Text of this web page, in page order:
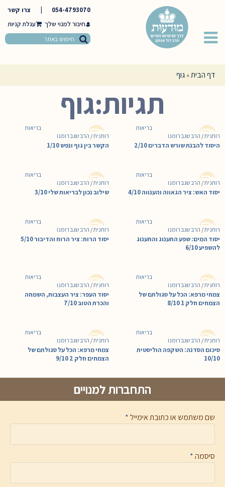
054-4793070
צרו קשר
חיבור למנוי שלך
דף הבית» גוף
תגיות:גוף
בריאות
רוחנית/ הרב שגב רומנו
הקשר בין גוף ונפש 1/10
בריאות
רוחנית/ הרב שגב רומנו
היסוד להבנת שורש הדברים 2/10
בריאות
רוחנית/ הרב שגב רומנו
שילוב נכון לבריאות שלי 3/10
בריאות
רוחנית/ הרב שגב רומנו
יסוד האש: ציר הגאווה והענווה 4/10
בריאות
רוחנית/ הרב שגב רומנו
יסוד הרוח: ציר הרוח והדיבור 5/10
בריאות
רוחנית/ הרב שגב רומנו
יסוד המים: שפע התענוג והתענוג
להשפיע 6/10
בריאות
רוחנית/ הרב שגב רומנו
יסוד העפר: ציר העצבות, השמחה
והכרת הטוב 7/10
בריאות
רוחנית/ הרב שגב רומנו
צמחי מרפא: הכל על סגולתם של
הצמחים חלק 1 8/10
בריאות
רוחנית/ הרב שגב רומנו
צמחי מרפא: הכל על סגולתם של
הצמחים חלק 2 9/10
בריאות
רוחנית/ הרב שגב רומנו
סיכום הסדנה: השקפה הוליסטית
10/10
התחברות למנויים
שם משתמש או כתובת אימייל*
סיסמה*